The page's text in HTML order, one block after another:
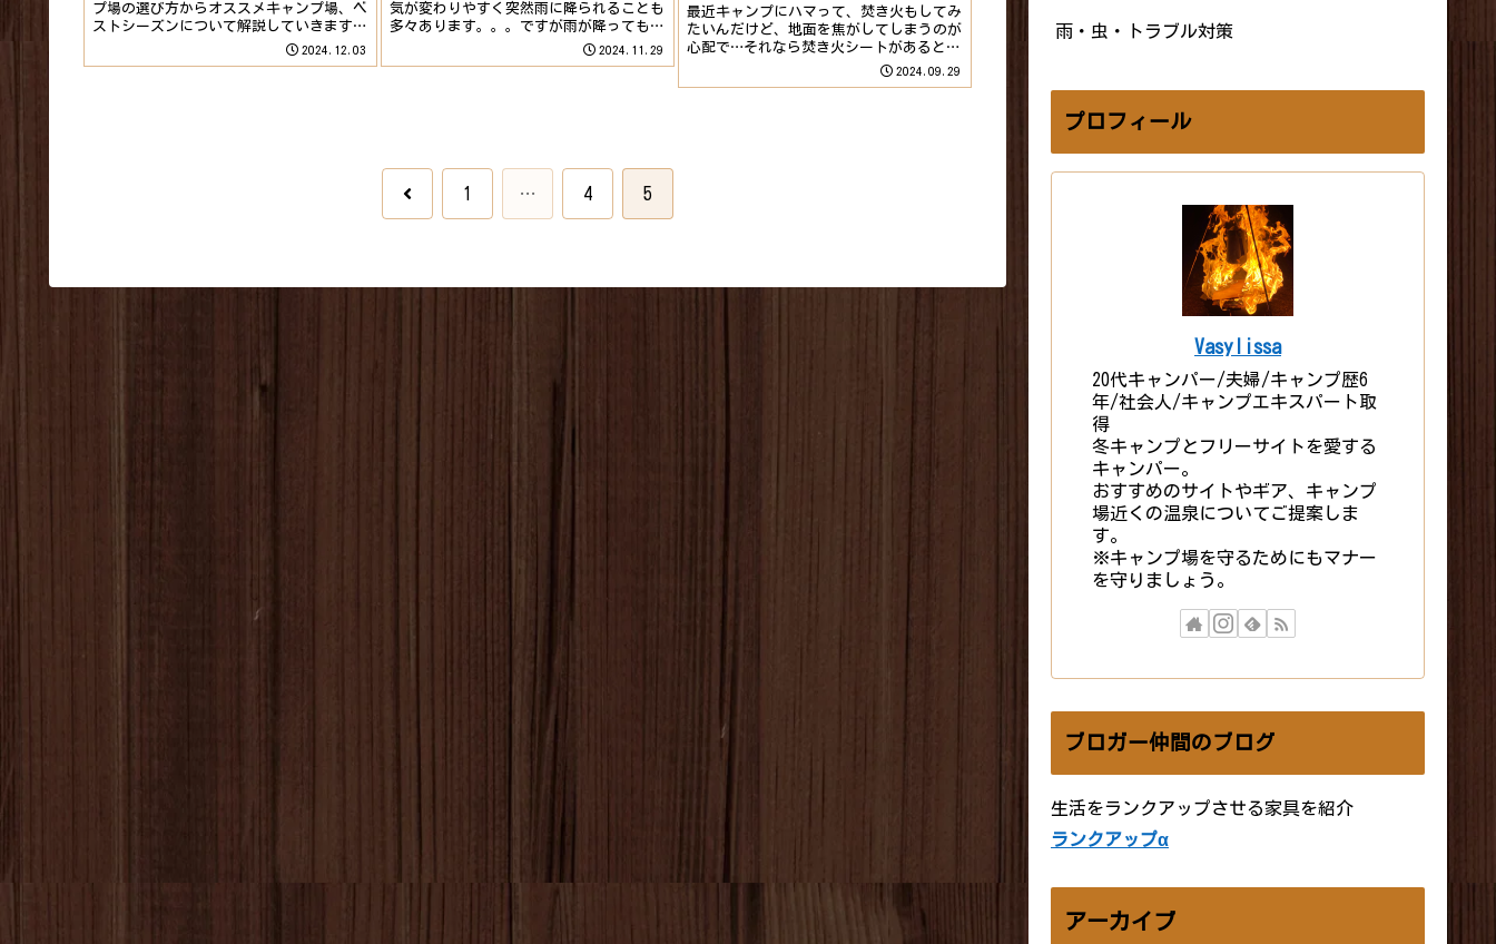
プ場の選び方からオススメキャンプ場、ベ
ストシーズンについて解説していきます！
まずはこういう場所でキャンプを！初心者
2024.12.03
気が変わりやすく突然雨に降られることも
多々あります。。。ですが雨が降っても事
前に準備をしておけば快適に過ごすことは
2024.11.29
最近キャンプにハマって、焚き火もしてみ
たいんだけど、地面を焦がしてしまうのが
心配で…それなら焚き火シートがあると安
心だよ。地面を保護してくれるだけでな
2024.09.29
前 1 … 4 5
雨・虫・トラブル対策
プロフィール
Vasylissa
20代キャンパー/夫婦/キャンプ歴6
年/社会人/キャンプエキスパート取
得
冬キャンプとフリーサイトを愛する
キャンパー。
おすすめのサイトやギア、キャンプ
場近くの温泉についてご提案しま
す。
※キャンプ場を守るためにもマナー
を守りましょう。
ブロガー仲間のブログ
生活をランクアップさせる家具を紹介
ランクアップα
アーカイブ